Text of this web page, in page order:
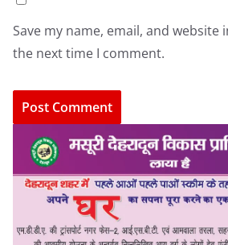
Save my name, email, and
the next time I comment.